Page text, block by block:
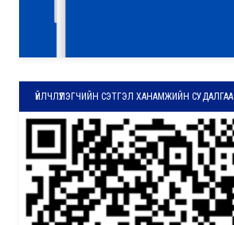
ҮЙЛЧЛҮҮЛЭГЧИЙН СЭТГЭЛ ХАНАМЖИЙН СУДАЛГАА